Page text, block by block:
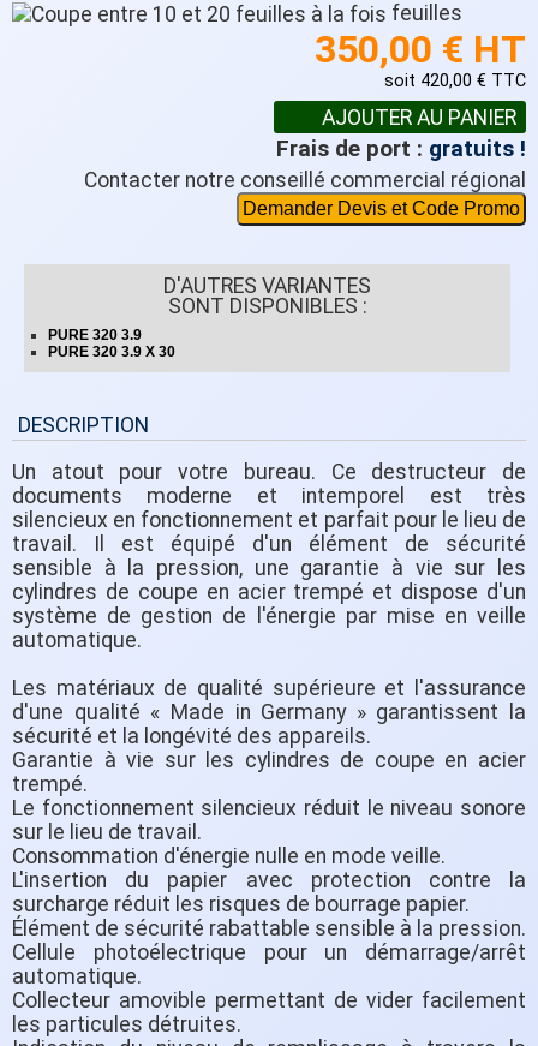
feuilles
350,00 € HT
soit 420,00 € TTC
Frais de port : gratuits !
Contacter notre conseillé commercial régional
Demander Devis et Code Promo
D'AUTRES VARIANTES
SONT DISPONIBLES :
PURE 320 3.9
PURE 320 3.9 X 30
DESCRIPTION
Un atout pour votre bureau. Ce destructeur de
documents moderne et intemporel est très
silencieux en fonctionnement et parfait pour le lieu de
travail. Il est équipé d'un élément de sécurité
sensible à la pression, une garantie à vie sur les
cylindres de coupe en acier trempé et dispose d'un
système de gestion de l'énergie par mise en veille
automatique.
Les matériaux de qualité supérieure et l'assurance
d'une qualité « Made in Germany » garantissent la
sécurité et la longévité des appareils.
Garantie à vie sur les cylindres de coupe en acier
trempé.
Le fonctionnement silencieux réduit le niveau sonore
sur le lieu de travail.
Consommation d'énergie nulle en mode veille.
L'insertion du papier avec protection contre la
surcharge réduit les risques de bourrage papier.
Élément de sécurité rabattable sensible à la pression.
Cellule photoélectrique pour un démarrage/arrêt
automatique.
Collecteur amovible permettant de vider facilement
les particules détruites.